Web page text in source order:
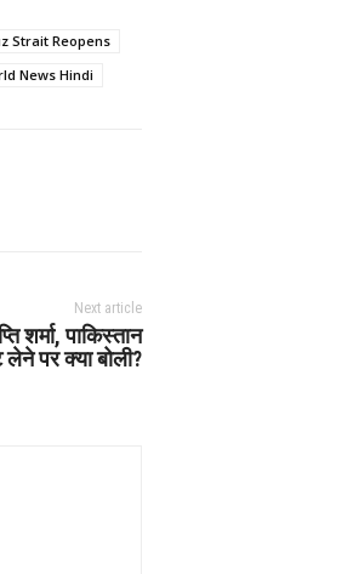
Strait Reopens
News Hindi
Next article
शर्मा, पाकिस्तान
पर क्या बोली?